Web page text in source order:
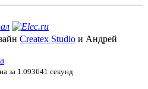
Createx Studio и Андрей
за 1.093641 секунд